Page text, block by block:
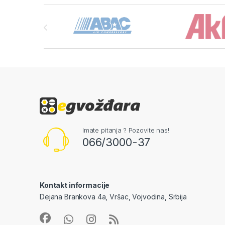
Brands Carousel
Imate pitanja ? Pozovite nas!
066/3000-37
Kontakt informacije
Dejana Brankova 4a, Vršac, Vojvodina, Srbija